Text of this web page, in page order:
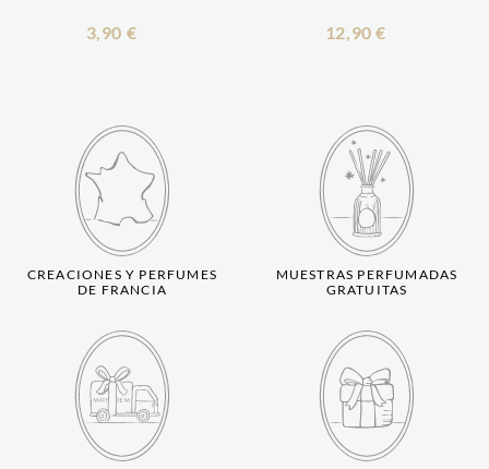
3,90 € 12,90 €
CREACIONES Y PERFUMES
DE FRANCIA
MUESTRAS PERFUMADAS
GRATUITAS